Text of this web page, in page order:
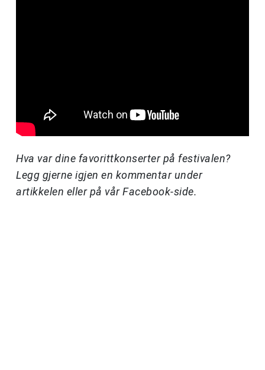
Hva var dine favorittkonserter på festivalen?
Legg gjerne igjen en kommentar under
artikkelen eller på vår Facebook-side.